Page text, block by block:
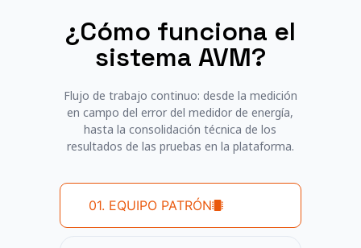
¿Cómo funciona el
sistema AVM?
Flujo de trabajo continuo: desde la medición
en campo del error del medidor de energía,
hasta la consolidación técnica de los
resultados de las pruebas en la plataforma.
01. EQUIPO PATRÓN